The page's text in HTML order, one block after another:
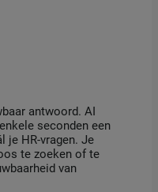
antwoord. AI
seconden een
je HR-vragen. Je
te zoeken of te
van